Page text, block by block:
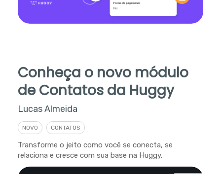
Conheça o novo módulo
de Contatos da Huggy
Lucas Almeida
NOVO CONTATOS
Transforme o jeito como você se conecta, se
relaciona e cresce com sua base na Huggy.